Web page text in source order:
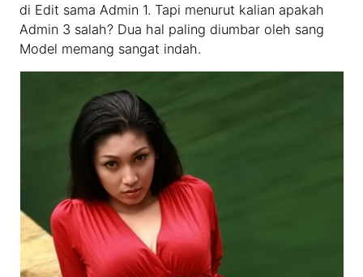
di Edit sama Admin 1. Tapi menurut kalian apakah
Admin 3 salah? Dua hal paling diumbar oleh sang
Model memang sangat indah.